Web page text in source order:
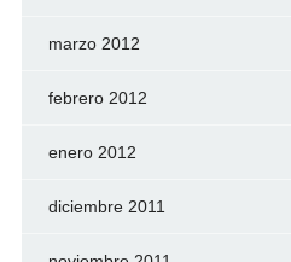
marzo 2012
febrero 2012
enero 2012
diciembre 2011